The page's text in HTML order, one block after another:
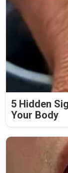
5 Hidden
Your Body